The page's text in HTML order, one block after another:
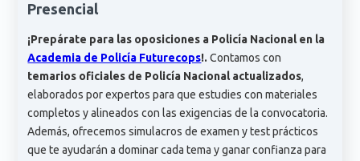
Presencial
¡Prepárate para las oposiciones a Policía Nacional en la
Academia de Policía Futurecops!. Contamos con
temarios oficiales de Policía Nacional actualizados,
elaborados por expertos para que estudies con materiales
completos y alineados con las exigencias de la convocatoria.
Además, ofrecemos simulacros de examen y test prácticos
que te ayudarán a dominar cada tema y ganar confianza para